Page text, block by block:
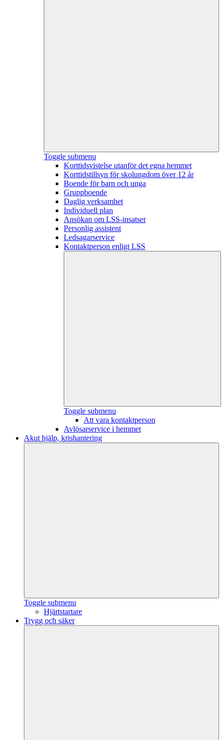
Toggle submenu
Korttidsvistelse utanför det egna hemmet
Korttidstillsyn för skolungdom över 12 år
Boende för barn och unga
Gruppboende
Daglig verksamhet
Individuell plan
Ansökan om LSS-insatser
Personlig assistent
Ledsagarservice
Kontaktperson enligt LSS
Toggle submenu
Att vara kontaktperson
Avlösarservice i hemmet
Akut hjälp, krishantering
Toggle submenu
Hjärtstartare
Trygg och säker